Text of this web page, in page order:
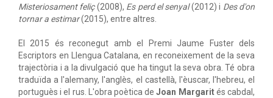
Misteriosament feliç(2008), Es perd el senyal(2012) i Des d'on
tornar a estimar(2015), entre altres.
El 2015 és reconegut amb el Premi Jaume Fuster dels
Escriptors en Llengua Catalana, en reconeixement de la seva
trajectòria i a la divulgació que ha tingut la seva obra. Té obra
traduïda a l'alemany, l'anglès, el castellà, l'èuscar, l'hebreu, el
portuguès i el rus. L'obra poètica deJoan Margarités cabdal,